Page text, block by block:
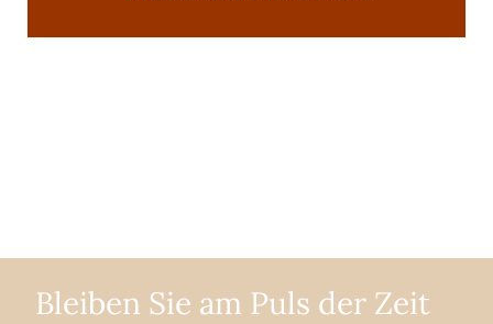
Bleiben Sie am Puls der Zeit